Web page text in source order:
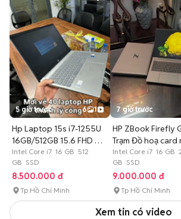
5 giờ trước 6 1
Hp Laptop 15s i7-1255U
16GB/512GB 15.6 FHD Mới
99%
Intel Core i7 16 GB 512
GB SSD
8.500.000 đ
Tp Hồ Chí Minh
7 giờ trước
HP ZBook Firefly
Trạm Đồ hoạ card
Intel Core i7 16 GB
GB SSD
9.000.000 đ
Tp Hồ Chí Minh
Xem tin có video